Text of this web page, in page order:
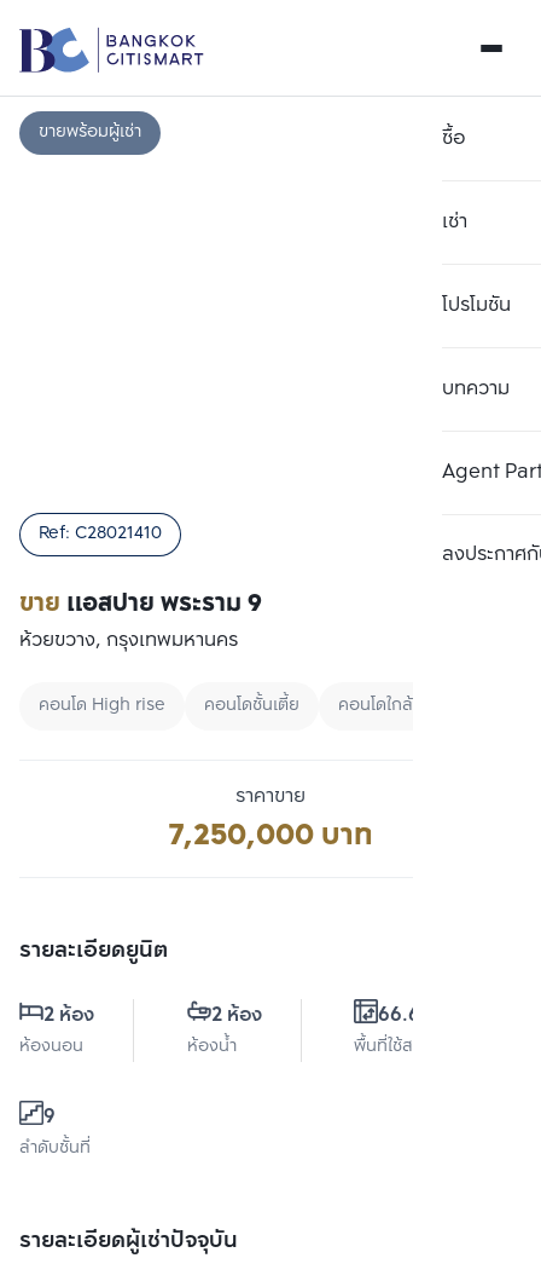
ซื้อ
เช่า
โปรโมชัน
บทความ
Agent
ลงประกาศกั
ขายพร้อมผู้เช่า
ขาย แอสปาย พระราม 9
Ref: C28021410
ห้วยขวาง, กรุงเทพมหานคร
คอนโด High rise คอนโดชั้นเตี้ย คอนโดใกล้ MRT
ราคาขาย
7,250,000 บาท
รายละเอียดยูนิต
2 ห้อง
ห้องนอน
2 ห้อง
ห้องน้ำ
66.61 ตร.ม.
พื้นที่ใช้สอย
9
ลำดับชั้นที่
รายละเอียดผู้เช่าปัจจุบัน
เปรียบเทียบ